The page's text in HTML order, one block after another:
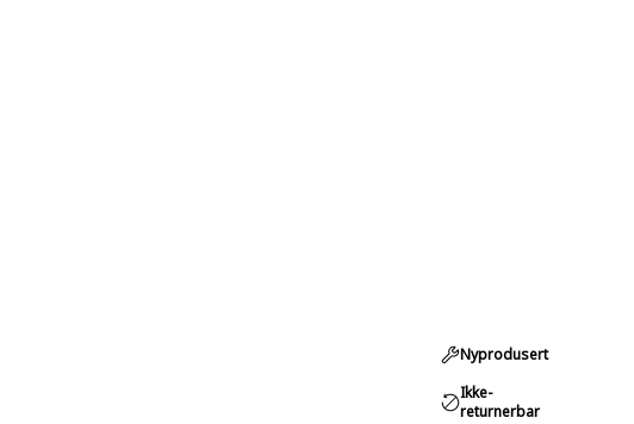
Nyprodusert
Ikke-
returnerbar